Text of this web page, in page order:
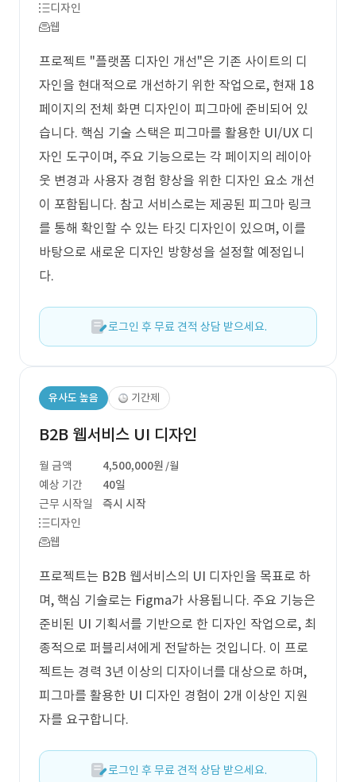
디자인
웹
프로젝트 "플랫폼 디자인 개선"은 기존 사이트의 디
자인을 현대적으로 개선하기 위한 작업으로, 현재 18
페이지의 전체 화면 디자인이 피그마에 준비되어 있
습니다. 핵심 기술 스택은 피그마를 활용한 UI/UX 디
자인 도구이며, 주요 기능으로는 각 페이지의 레이아
웃 변경과 사용자 경험 향상을 위한 디자인 요소 개선
이 포함됩니다. 참고 서비스로는 제공된 피그마 링크
를 통해 확인할 수 있는 타깃 디자인이 있으며, 이를
바탕으로 새로운 디자인 방향성을 설정할 예정입니
다.
로그인 후 무료 견적 상담 받으세요.
유사도 높음 기간제
B2B 웹서비스 UI 디자인
월 금액 4,500,000원 /월
예상 기간
40일
근무 시작일
즉시 시작
디자인
웹
프로젝트는 B2B 웹서비스의 UI 디자인을 목표로 하
며, 핵심 기술로는 Figma가 사용됩니다. 주요 기능은
준비된 UI 기획서를 기반으로 한 디자인 작업으로, 최
종적으로 퍼블리셔에게 전달하는 것입니다. 이 프로
젝트는 경력 3년 이상의 디자이너를 대상으로 하며,
피그마를 활용한 UI 디자인 경험이 2개 이상인 지원
자를 요구합니다.
로그인 후 무료 견적 상담 받으세요.